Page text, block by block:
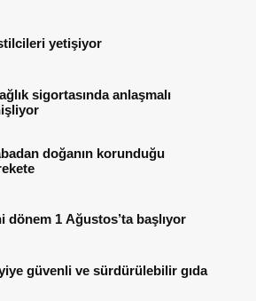
yetişiyor
sigortasında anlaşmalı
doğanın korunduğu
dönem 1 Ağustos’ta başlıyor
güvenli ve sürdürülebilir gıda